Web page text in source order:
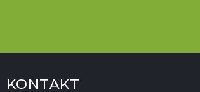
KONTAKT